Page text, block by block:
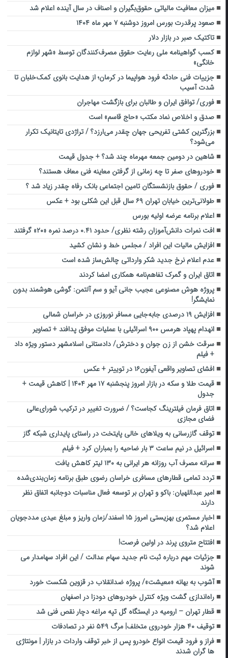
میزان معافیت‌ مالیاتی حقوق‌بگیران و اصناف در سال آینده اعلام شد
صعود پرقدرت بورس امروز دوشنبه ۷ مهر ماه ۱۴۰۴
تاکتیک صبر در بازار دلار
کسب گواهینامه ملی رعایت حقوق مصرف‌کنندگان توسط «شهر لوازم
خانگی»
جزییات فنی حادثه فرود هواپیما در کرمان؛ از هدایت بانوی کمک‌خلبان تا
شدت آسیب
فوری/ توافق ایران و طالبان برای بازگشت مهاجران
صدق و اخلاص نماد مکتب «حاج قاسم» است
بزرگترین کشتی تفریحی جهان چقدر می‌ارزد؟ / تراژدی تایتانیک تکرار
می‌شود؟
شاهین در دومین جمعه مهرماه چند شد؟ + جدول قیمت
خودروهای صفر تا چه زمانی از گرفتن معاینه فنی معاف هستند؟
فوری / حقوق بازنشستگان تامین اجتماعی بانک رفاه چقدر زیاد شد ؟
طولانی‌ترین خیابان تهران ۶۹ سال قبل این شکلی بود + عکس
اعلام برنامه عرضه اولیه بورس
افت نمرات دانش‌آموزان رشته نظری/ حدود ۰.۴۱ درصد نمره «۲۰» گرفتند
افزایش مالیات این افراد / مجلس خط و نشان کشید
عدم اعلام نرخ جدید شکر وارداتی چالش‌ساز شده است
اتاق ایران و گمرک تفاهم‌نامه همکاری امضا کردند
پروژه هوش مصنوعی عجیب جانی آیو و سم آلتمن: گوشی هوشمند بدون
نمایشگر!
افزایش ۱۹ درصدی جابه‌جایی مسافر نوروزی در خراسان شمالی
انهدام پهپاد هرمس ۹۰۰ اسرائیلی با عملیات موفق پدافند‌ + تصاویر
سرقت خشن از زن جوان و دخترش/ دادستانی اسلامشهر دستور ویژه داد
+ فیلم
افشای تصاویر واقعی آیفون۱۶ در توییتر + عکس
قیمت طلا و سکه در بازار امروز پنجشنبه ۱۷ مهر ۱۴۰۴ | کاهش قیمت +
جدول
اتاق فرمان فیلترینگ کجاست؟ / ضرورت تغییر در ترکیب شورای‌عالی
فضای مجازی
توقف گازرسانی به ویلاهای خالی پایتخت در راستای پایداری شبکه گاز
اسرائیل در نیم ساعت ۳ بار ضاحیه را بمباران کرد + فیلم
سرانه مصرف آب روزانه هر ایرانی به ۱۳۰ لیتر کاهش یافت
تردد تمامی قطارهای مسافری خراسان رضوی طبق برنامه زمان‌بندی‌شده
امیر عبداللهیان: باکو و تهران بر توسعه فعال مناسبات دوجانبه اتفاق نظر
دارند
اخبار مستمری بهزیستی امروز ۱۵ اسفند/زمان واریز و مبلغ عیدی مددجویان
اعلام شد؟
افتتاح متروی پرند در اولین فرصت!
جزئیات مهم درباره ثبت نام جدید سهام عدالت / این افراد سهامدار می
شوند
آشوب به بهانه «معیشت»/ پروژه ضدانقلاب در قزوین شکست خورد
راه‌اندازی گشت ویژه کنترل خودروهای دودزا در اصفهان
قطار تهران – ارومیه در ایستگاه گل تپه مراغه دچار نقص فنی شد
توقیف ۴۰ هزار خودروی متخلف| مرگ ۵۴۹ نفر در تصادفات
فراز و فرود قیمت انواع خودرو پس از خبر توقف واردات در بازار | مونتاژی
ها گران شدند